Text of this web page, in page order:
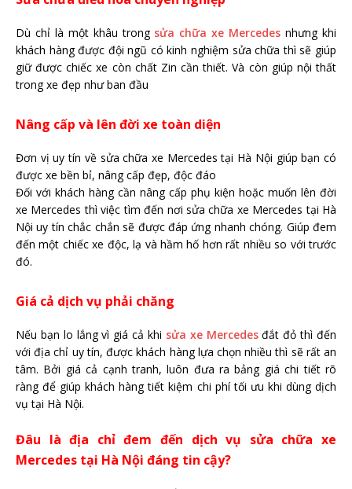
Dù chỉ là một khâu trong sửa chữa xe Mercedes nhưng khi
khách hàng được đội ngũ có kinh nghiệm sửa chữa thì sẽ giúp
giữ được chiếc xe còn chất Zin cần thiết. Và còn giúp nội thất
trong xe đẹp như ban đầu
Nâng cấp và lên đời xe toàn diện
Đơn vị uy tín về sửa chữa xe Mercedes tại Hà Nội giúp bạn có
được xe bền bỉ, nâng cấp đẹp, độc đáo
Đối với khách hàng cần nâng cấp phụ kiện hoặc muốn lên đời
xe Mercedes thì việc tìm đến nơi sửa chữa xe Mercedes tại Hà
Nội uy tín chắc chắn sẽ được đáp ứng nhanh chóng. Giúp đem
đến một chiếc xe độc, lạ và hầm hố hơn rất nhiều so với trước
đó.
Giá cả dịch vụ phải chăng
Nếu bạn lo lắng vì giá cả khi sửa xe Mercedesđắt đỏ thì đến
với địa chỉ uy tín, được khách hàng lựa chọn nhiều thì sẽ rất an
tâm. Bởi giá cả cạnh tranh, luôn đưa ra bảng giá chi tiết rõ
ràng để giúp khách hàng tiết kiệm chi phí tối ưu khi dùng dịch
vụ tại Hà Nội.
Đâu là địa chỉ đem đến dịch vụ sửa chữa xe
Mercedes tại Hà Nội đáng tin cậy?